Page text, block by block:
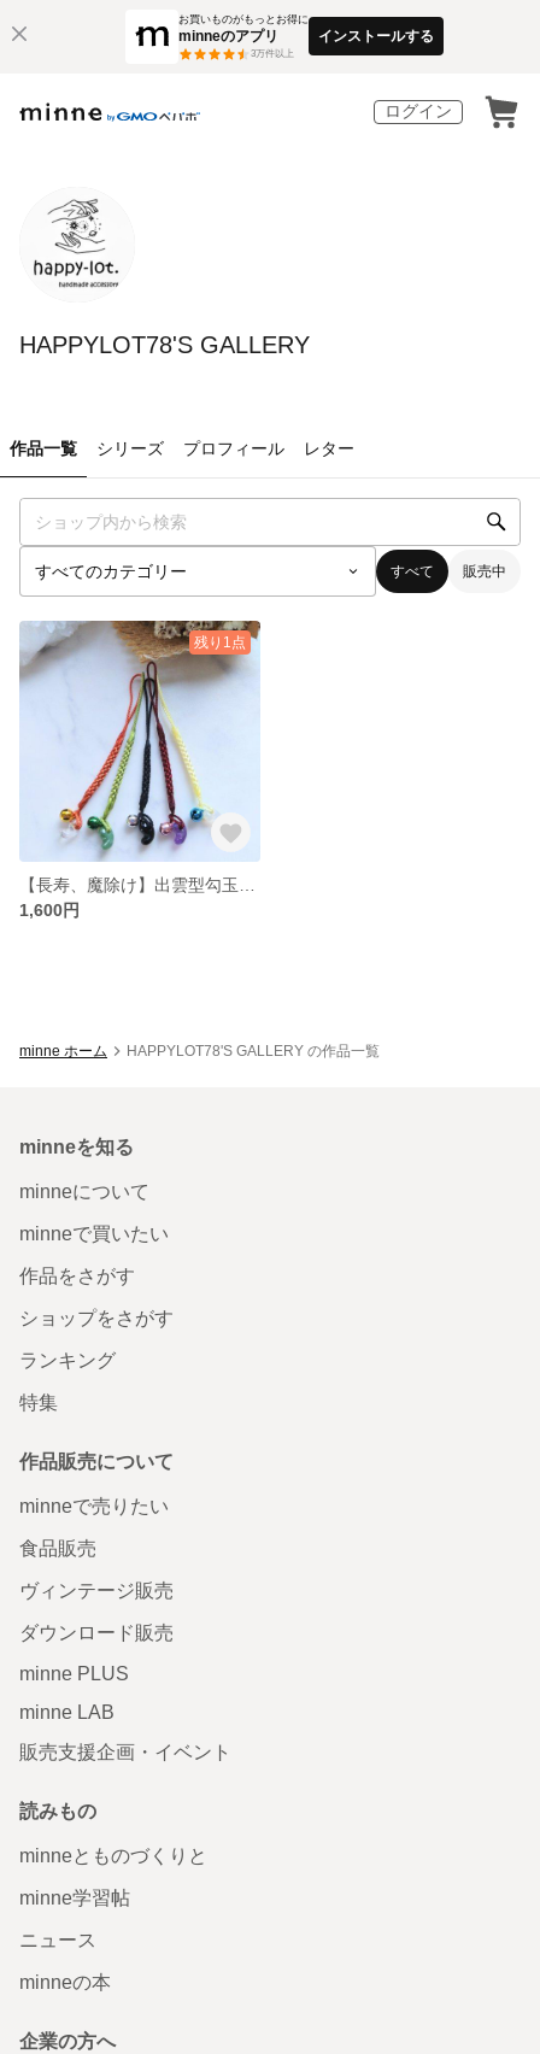
お買いものがもっとお得に
minneのアプリ
3万件以上
インストールする
ログイン
HAPPYLOT78'S GALLERY
作品一覧 シリーズ プロフィール レター
すべて 販売中
残り1点
1,600円
minne ホーム HAPPYLOT78'S GALLERY の作品一覧
minneを知る
minneについて
minneで買いたい
作品をさがす
ショップをさがす
ランキング
特集
作品販売について
minneで売りたい
食品販売
ヴィンテージ販売
ダウンロード販売
minne PLUS
minne LAB
販売支援企画・イベント
読みもの
minneとものづくりと
minne学習帖
ニュース
minneの本
企業の方へ